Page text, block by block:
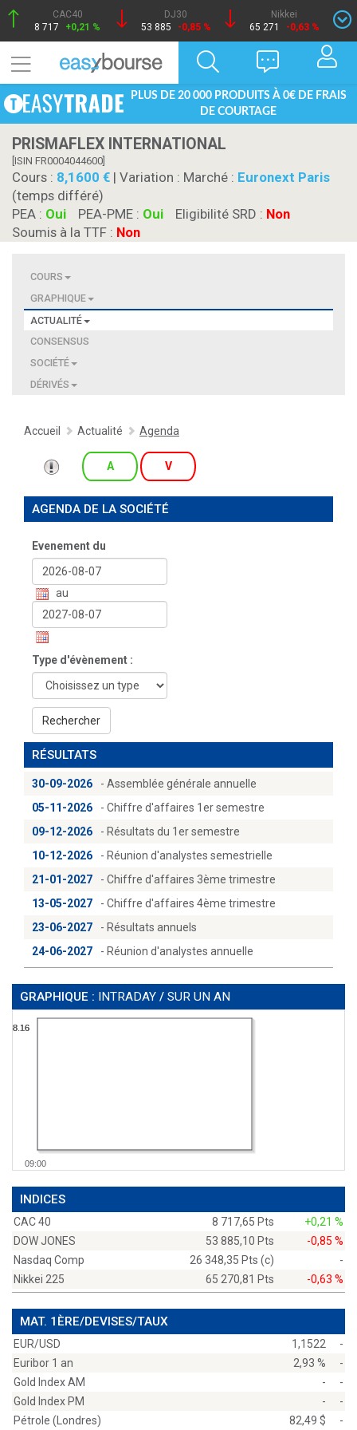
CAC40
8 717
+0,21 %
DJ30
53 885
-0,85 %
Nikkei
65 271
-0,63 %
PLUS DE 20 000 PRODUITS À 0€ DE FRAIS
DE COURTAGE
PRISMAFLEX INTERNATIONAL
[ISIN FR0004044600]
Cours : 8,1600 | Variation : Marché : Euronext Paris
(temps différé)
PEA : Oui PEA-PME : Oui Eligibilité SRD : Non
Soumis à la TTF : Non
COURS
GRAPHIQUE
ACTUALITÉ
CONSENSUS
SOCIÉTÉ
DÉRIVÉS
Accueil Actualité Agenda
A V
AGENDA DE LA SOCIÉTÉ
Evenement du
au
Type d'évènement :
Rechercher
RÉSULTATS
30-09-2026
- Assemblée générale annuelle
05-11-2026
- Chiffre d'affaires 1er semestre
09-12-2026
- Résultats du 1er semestre
10-12-2026
- Réunion d'analystes semestrielle
21-01-2027
- Chiffre d'affaires 3ème trimestre
13-05-2027
- Chiffre d'affaires 4ème trimestre
23-06-2027
- Résultats annuels
24-06-2027
- Réunion d'analystes annuelle
GRAPHIQUE : INTRADAY / SUR UN AN
09:00
8.16
8.16
8.16
8.16
INDICES
CAC 40 8 717,65 Pts
+0,21 %
DOW JONES
53 885,10 Pts
-0,85 %
Nasdaq Comp
26 348,35 Pts (c)
-
Nikkei 225
65 270,81 Pts -0,63 %
MAT. 1ÈRE/DEVISES/TAUX
EUR/USD 1,1522
-
Euribor 1 an
2,93 %
-
Gold Index AM
-
-
Gold Index PM
-
-
Pétrole (Londres)
82,49 $ -